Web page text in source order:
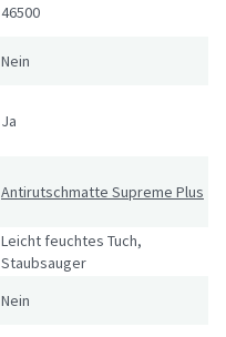
46500
Nein
Ja
Antirutschmatte Supreme Plus
Leicht feuchtes Tuch,
Staubsauger
Nein